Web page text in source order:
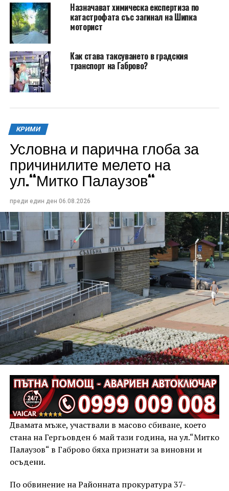
Назначават химическа експертиза по
катастрофата със загинал на Шипка
моторист
Как става таксуването в градския
транспорт на Габрово?
КРИМИ
Условна и парична глоба за
причинилите мелето на
ул.“Митко Палаузов“
преди един ден 06.08.2026
Двамата мъже, участвали в масово сбиване, което
стана на Гергьовден 6 май тази година, на ул.“Митко
Палаузов“ в Габрово бяха признати за виновни и
осъдени.
По обвинение на Районната прокуратура 37-